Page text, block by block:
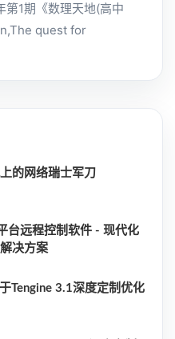
第1期《数理天地(高中
quest for
的网络瑞士军刀
台远程控制软件 - 现代化
决方案
Tengine 3.1深度定制优化